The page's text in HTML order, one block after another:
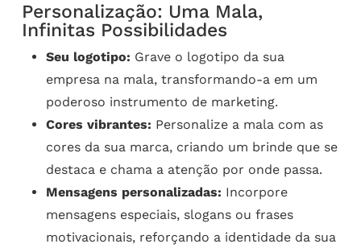
Personalização: Uma Mala,
Infinitas Possibilidades
Seu logotipo: Grave o logotipo da sua
empresa na mala, transformando-a em um
poderoso instrumento de marketing.
Cores vibrantes: Personalize a mala com as
cores da sua marca, criando um brinde que se
destaca e chama a atenção por onde passa.
Mensagens personalizadas: Incorpore
mensagens especiais, slogans ou frases
motivacionais, reforçando a identidade da sua